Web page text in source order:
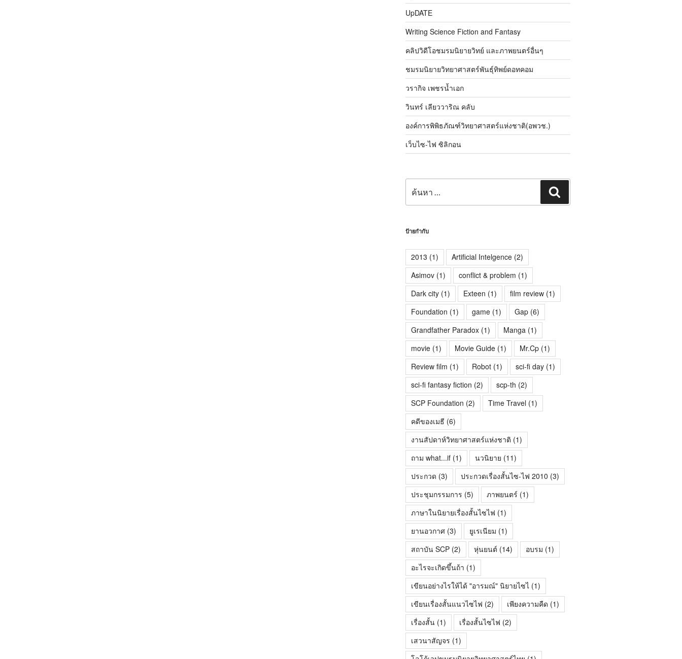
UpDATE
Writing Science Fiction and Fantasy
คลิปวิดีโอชมรมนิยายวิทย์ และภาพยนตร์อื่นๆ
ชมรมนิยายวิทยาศาสตร์พันธุ์ทิพย์ดอทคอม
วรากิจ เพชรน้ำเอก
วินทร์ เลียววาริณ คลับ
องค์การพิพิธภัณฑ์วิทยาศาสตร์แห่งชาติ(อพวช.)
เว็บไซ-ไฟ ซิลิกอน
ป้ายกำกับ
2013 (1) Artificial Intelgence(2)
Asimov(1) conflict & problem (1)
Dark city(1) Exteen (1) film review(1)
Foundation (1) game(1) Gap(6)
Grandfather Paradox(1) Manga (1)
movie(1) Movie Guide(1) Mr.Cp(1)
Review film (1) Robot(1) sci-fi day(1)
sci-fi fantasy fiction (2) scp-th (2)
SCP Foundation (2) Time Travel(1)
คดีของเมธี (6)
งานสัปดาห์วิทยาศาสตร์แห่งชาติ (1)
ถาม what...if(1) นวนิยาย (11)
ประกวด (3) ประกวดเรื่องสั้นไซ-ไฟ 2010 (3)
ประชุมกรรมการ (5) ภาพยนตร์ (1)
ภาษาในนิยายเรื่องสั้นไซไฟ (1)
ยานอวกาศ(3) ยูเรเนียม (1)
สถาบัน SCP(2) หุ่นยนต์ (14) อบรม (1)
อะไรจะเกิดขึ้นถ้า (1)
เขียนอย่างไรให้ได้ "อารมณ์" นิยายไซไ(1)
เขียนเรื่องสั้นแนวไซไฟ (2) เพียงความคืด (1)
เรื่องสั้น(1) เรื่องสั้นไซไฟ (2)
เสวนาสัญจร (1)